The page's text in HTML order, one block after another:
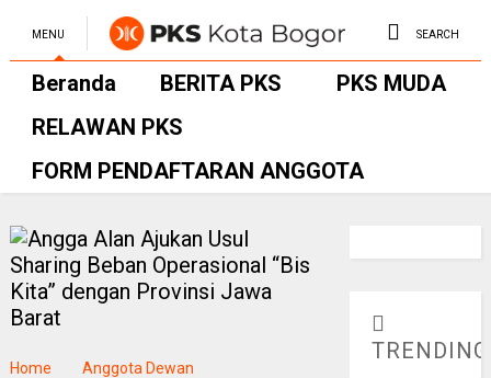
MENU SEARCH
Beranda BERITA PKS
PKS MUDA
RELAWAN PKS
FORM PENDAFTARAN ANGGOTA
Home
Anggota Dewan
TRENDING